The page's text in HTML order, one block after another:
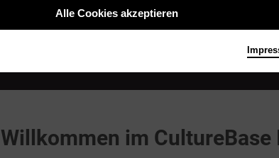
Willkommen im CultureBase
Alle Cookies akzeptieren